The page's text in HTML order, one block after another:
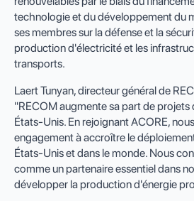
technologie et du développement du
ses membres sur la défense et la
production d'électricité et les
transports.
Laert Tunyan, directeur général de
"RECOM augmente sa part de projets
États-Unis. En rejoignant ACORE,
engagement à accroître le
États-Unis et dans le monde. Nous
comme un partenaire essentiel dans
développer la production d'énergie